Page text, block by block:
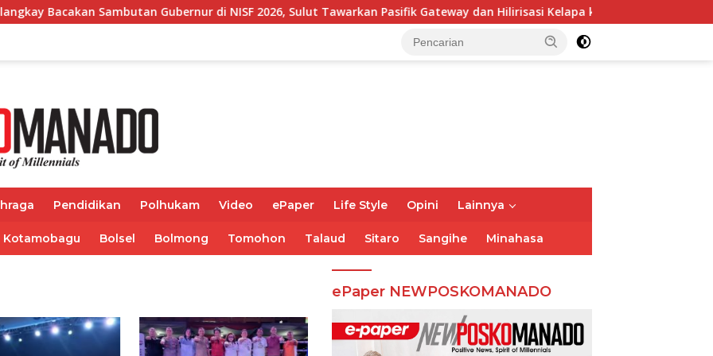
Gubernur di NISF 2026, Sulut Tawarkan Pasifik Gateway dan Hilirisasi Kelapa ke Investor
Pendidikan Polhukam Video ePaper Life Style Opini Lainnya
Kotamobagu Bolsel Bolmong Tomohon Talaud Sitaro Sangihe Minahasa
ePaper NEWPOSKOMANADO